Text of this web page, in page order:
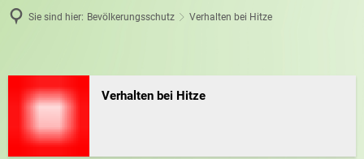
Sie sind hier: Bevölkerungsschutz Verhalten bei Hitze
Verhalten
Hitze
Verhalten bei Hitze